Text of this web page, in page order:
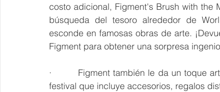
costo adicional, Figment's Brush with the
búsqueda del tesoro alrededor de
esconde en famosas obras de arte.
Figment para obtener una sorpresa
·         Figment también le da un toque
festival que incluye accesorios, regalos